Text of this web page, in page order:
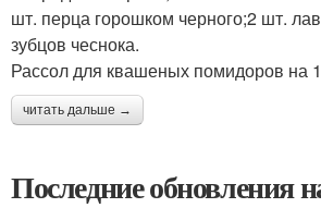
шт. перца горошком черного;2 шт.
зубцов чеснока.
Рассол для квашеных помидоров на
читать дальше →
Последние обновления